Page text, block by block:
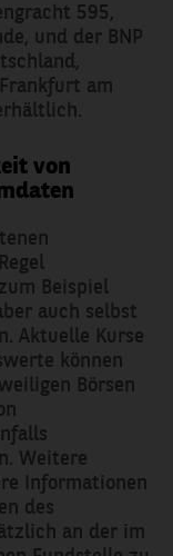
595,
und der BNP
am
von
Beispiel
auch selbst
Aktuelle Kurse
können
Börsen
Weitere
Informationen
des
an der im